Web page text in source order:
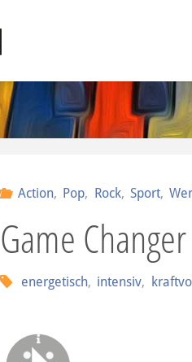
O
I
V
E
N
O
Action, Pop, Rock, Sport,
Game Changer
energetisch, intensiv, kraftvoll